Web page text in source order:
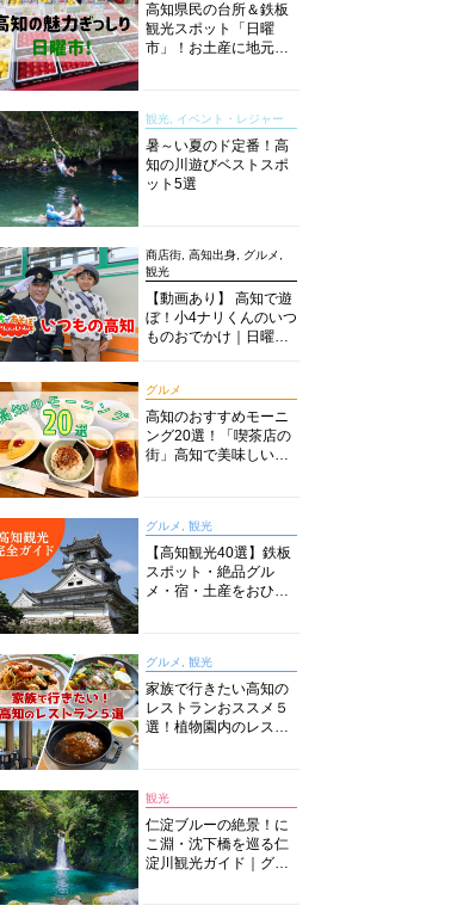
高知県民の台所＆鉄板
観光スポット「日曜
市」！お土産に地元野
説！
観光, イベント・レジャー
暑～い夏のド定番！高
知の川遊びベストスポ
ット5選
商店街, 高知出身, グルメ,
観光
【動画あり】 高知で遊
ぼ！小4ナリくんのいつ
ものおでかけ｜日曜市
グルメ
高知のおすすめモーニ
ング20選！「喫茶店の
街」高知で美味しい喫
グルメ, 観光
【高知観光40選】鉄板
スポット・絶品グル
メ・宿・土産をおひと
グルメ, 観光
家族で行きたい高知の
レストランおススメ５
選！植物園内のレスト
観光
仁淀ブルーの絶景！に
こ淵・沈下橋を巡る仁
淀川観光ガイド｜グル